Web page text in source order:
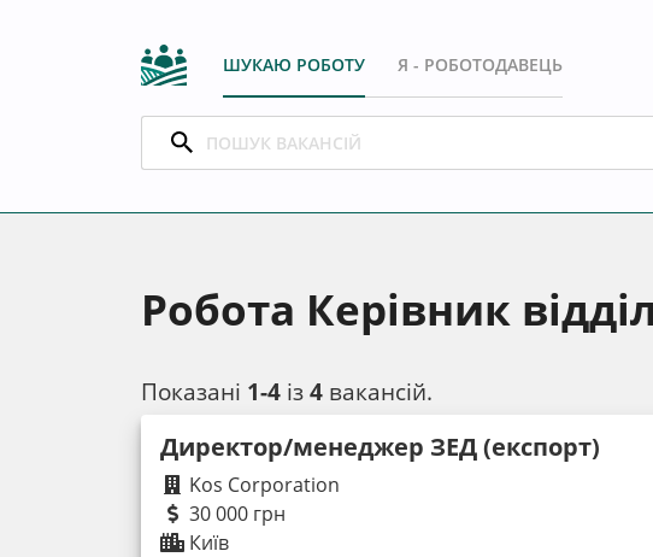
ШУКАЮ РОБОТУ Я - РОБОТОДАВЕЦЬ
Робота Керівник
Показані 1-4 із4 вакансій.
Директор/менеджер ЗЕД (експорт)
Kos Corporation
30 000 грн
Київ